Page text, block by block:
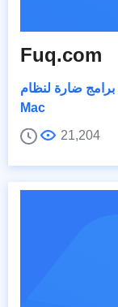
Fuq.com
برامج ضارة لنظام
Mac
21,204